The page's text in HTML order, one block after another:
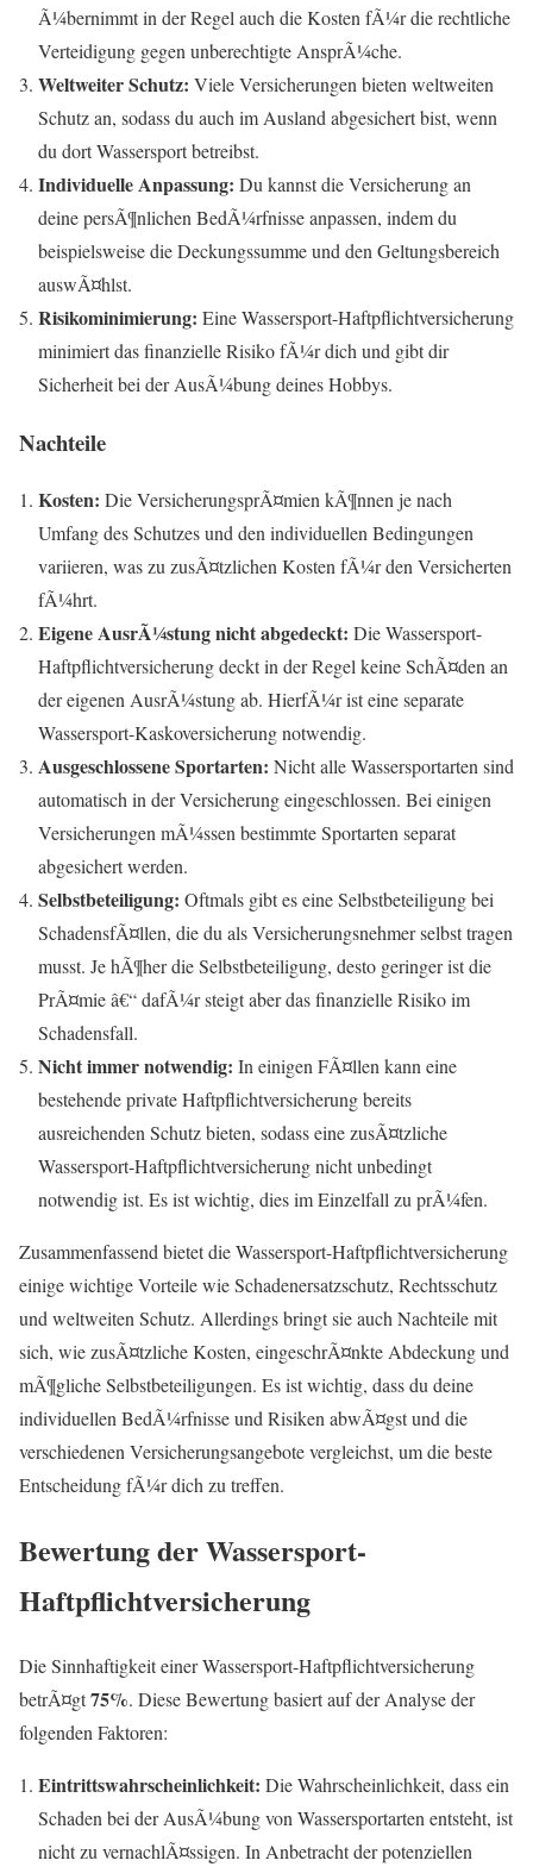
Ã¼bernimmt in der Regel auch die Kosten fÃ¼r die rechtliche
Verteidigung gegen unberechtigte AnsprÃ¼che.
Weltweiter Schutz: Viele Versicherungen bieten weltweiten
Schutz an, sodass du auch im Ausland abgesichert bist, wenn
du dort Wassersport betreibst.
Individuelle Anpassung: Du kannst die Versicherung an
deine persÃ¶nlichen BedÃ¼rfnisse anpassen, indem du
beispielsweise die Deckungssumme und den Geltungsbereich
auswÃ¤hlst.
Risikominimierung: Eine Wassersport-Haftpflichtversicherung
minimiert das finanzielle Risiko fÃ¼r dich und gibt dir
Sicherheit bei der AusÃ¼bung deines Hobbys.
Nachteile
Kosten: Die VersicherungsprÃ¤mien kÃ¶nnen je nach
Umfang des Schutzes und den individuellen Bedingungen
variieren, was zu zusÃ¤tzlichen Kosten fÃ¼r den Versicherten
fÃ¼hrt.
Eigene AusrÃ¼stung nicht abgedeckt: Die Wassersport-
Haftpflichtversicherung deckt in der Regel keine SchÃ¤den an
der eigenen AusrÃ¼stung ab. HierfÃ¼r ist eine separate
Wassersport-Kaskoversicherung notwendig.
Ausgeschlossene Sportarten: Nicht alle Wassersportarten sind
automatisch in der Versicherung eingeschlossen. Bei einigen
Versicherungen mÃ¼ssen bestimmte Sportarten separat
abgesichert werden.
Selbstbeteiligung: Oftmals gibt es eine Selbstbeteiligung bei
SchadensfÃ¤llen, die du als Versicherungsnehmer selbst tragen
musst. Je hÃ¶her die Selbstbeteiligung, desto geringer ist die
PrÃ¤mie â€“ dafÃ¼r steigt aber das finanzielle Risiko im
Schadensfall.
Nicht immer notwendig: In einigen FÃ¤llen kann eine
bestehende private Haftpflichtversicherung bereits
ausreichenden Schutz bieten, sodass eine zusÃ¤tzliche
Wassersport-Haftpflichtversicherung nicht unbedingt
notwendig ist. Es ist wichtig, dies im Einzelfall zu prÃ¼fen.
Zusammenfassend bietet die Wassersport-Haftpflichtversicherung
einige wichtige Vorteile wie Schadenersatzschutz, Rechtsschutz
und weltweiten Schutz. Allerdings bringt sie auch Nachteile mit
sich, wie zusÃ¤tzliche Kosten, eingeschrÃ¤nkte Abdeckung und
mÃ¶gliche Selbstbeteiligungen. Es ist wichtig, dass du deine
individuellen BedÃ¼rfnisse und Risiken abwÃ¤gst und die
verschiedenen Versicherungsangebote vergleichst, um die beste
Entscheidung fÃ¼r dich zu treffen.
Bewertung der Wassersport-
Haftpflichtversicherung
Die Sinnhaftigkeit einer Wassersport-Haftpflichtversicherung
betrÃ¤gt75%. Diese Bewertung basiert auf der Analyse der
folgenden Faktoren:
Eintrittswahrscheinlichkeit: Die Wahrscheinlichkeit, dass ein
Schaden bei der AusÃ¼bung von Wassersportarten entsteht, ist
nicht zu vernachlÃ¤ssigen. In Anbetracht der potenziellen